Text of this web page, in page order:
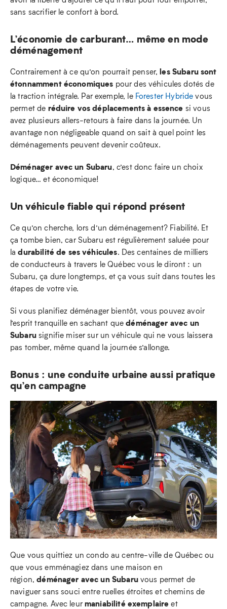
sans sacrifier le confort à bord.
L’économie de carburant… même en mode
déménagement
Contrairement à ce qu’on pourrait penser,les Subaru sont
étonnamment économiques pour des véhicules dotés de
la traction intégrale. Par exemple, le Forester Hybride vous
permet de réduire vos déplacements à essence si vous
avez plusieurs allers-retours à faire dans la journée. Un
avantage non négligeable quand on sait à quel point les
déménagements peuvent devenir coûteux.
Déménager avec un Subaru, c’est donc faire un choix
logique… et économique!
Un véhicule fiable qui répond présent
Ce qu’on cherche, lors d’un déménagement? Fiabilité. Et
ça tombe bien, car Subaru est régulièrement saluée pour
ladurabilité de ses véhicules. Des centaines de milliers
de conducteurs à travers le Québec vous le diront : un
Subaru, ça dure longtemps, et ça vous suit dans toutes les
étapes de votre vie.
Si vous planifiez déménager bientôt, vous pouvez avoir
l’esprit tranquille en sachant quedéménager avec un
Subarusignifie miser sur un véhicule qui ne vous laissera
pas tomber, même quand la journée s’allonge.
Bonus : une conduite urbaine aussi pratique
qu’en campagne
Que vous quittiez un condo au centre-ville de Québec ou
que vous emménagiez dans une maison en
région,déménager avec un Subaruvous permet de
naviguer sans souci entre ruelles étroites et chemins de
campagne. Avec leur maniabilité exemplaire et